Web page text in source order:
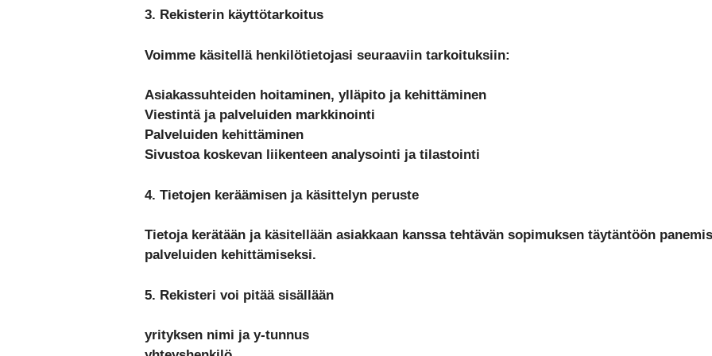
3. Rekisterin käyttötarkoitus
Voimme käsitellä henkilötietojasi seuraaviin tarkoituksiin:
Asiakassuhteiden hoitaminen, ylläpito ja kehittäminen
Viestintä ja palveluiden markkinointi
Palveluiden kehittäminen
Sivustoa koskevan liikenteen analysointi ja tilastointi
4. Tietojen keräämisen ja käsittelyn peruste
Tietoja kerätään ja käsitellään asiakkaan kanssa tehtävän sopimuksen täytäntöön
palveluiden kehittämiseksi.
5. Rekisteri voi pitää sisällään
yrityksen nimi ja y-tunnus